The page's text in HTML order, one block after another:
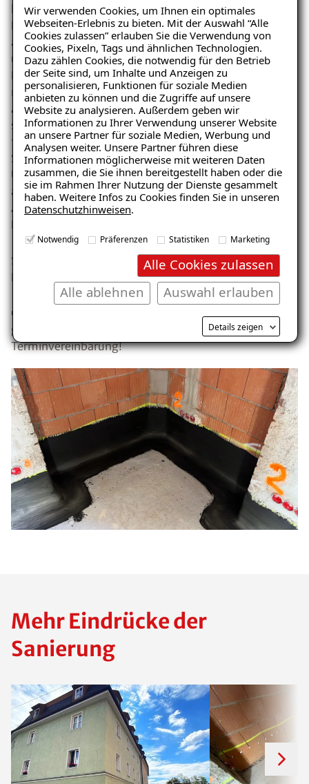
Wir verwenden Cookies, um Ihnen ein optimales
Webseiten-Erlebnis zu bieten. Mit der Auswahl “Alle
Cookies zulassen” erlauben Sie die Verwendung von
Cookies, Pixeln, Tags und ähnlichen Technologien.
Dazu zählen Cookies, die notwendig für den Betrieb
der Seite sind, um Inhalte und Anzeigen zu
personalisieren, Funktionen für soziale Medien
anbieten zu können und die Zugriffe auf unsere
Website zu analysieren. Außerdem geben wir
Informationen zu Ihrer Verwendung unserer Website
an unsere Partner für soziale Medien, Werbung und
Analysen weiter. Unsere Partner führen diese
Informationen möglicherweise mit weiteren Daten
zusammen, die Sie ihnen bereitgestellt haben oder die
sie im Rahmen Ihrer Nutzung der Dienste gesammelt
haben. Weitere Infos zu Cookies finden Sie in unseren
Datenschutzhinweisen.
Notwendig Präferenzen Statistiken Marketing
Alle Cookies zulassen
Auswahl erlauben
Alle ablehnen
Details zeigen
hochwertigen Gewerbeimmobilie fortgesetzt werden.
Der Eigentümer der denkmalgeschützten Immobilie
äußerte sich lobend über die zügige Terminfindung
und kompetente Beratung durch den Regensburger
Fachbetrieb für die Versorgung der feuchten Wände
mit Innenabdichtung und Horizontalsperre. Die
Ausführung der Arbeiten erfolgte sorgfältig und
sauber. Die Mitarbeiter wurden als ausgesprochen
freundlich, kompetent und umsichtig beschrieben.
Sowohl die Beratung als auch die praktische
Umsetzung der Maßnahmen und das Resultat wurden
als äußerst zufriedenstellend bewertet. „Beratung,
Ausführung und Ergebnis stimmten“, fasste der
Regensburger Hausherr seine Eindrücke zusammen.
Sind Sie auf der Suche nach einer professionellen
Lösung für ein vergleichbares Problem?
Gerne schauen wir uns die Situation vor Ort mit Ihnen
gemeinsam an – melden Sie sich bei uns für eine
Terminvereinbarung!
Mehr Eindrücke der
Sanierung
Ratgeber „Sofort-Tipps gegen
Feuchtigkeit“
– jetzt kostenlos
herunterladen!
E-Mail eingeben
Kostenlosen Ratgeber anfordern
Ratgebers ist die Anmeldung zu unserem Newsletter.